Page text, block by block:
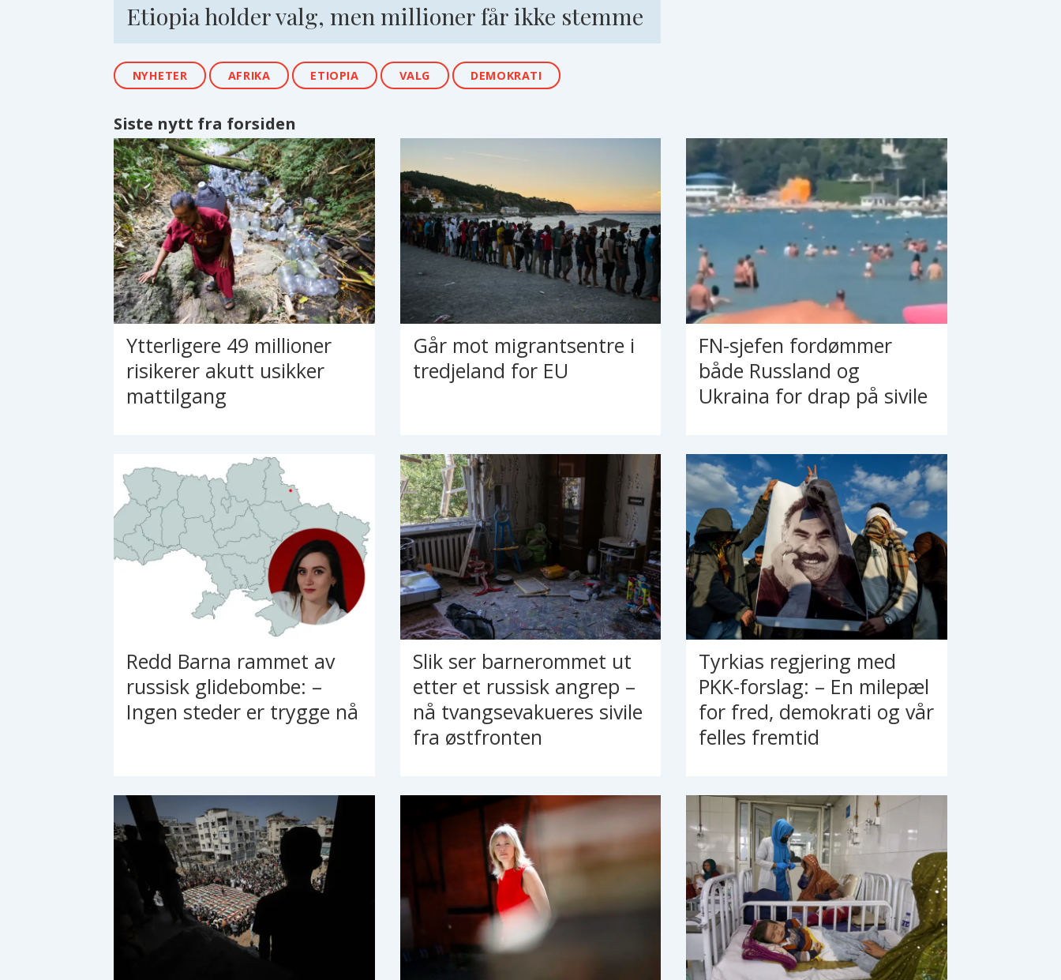
Etiopia holder valg, men millioner får ikke stemme
NYHETER AFRIKA ETIOPIA VALG DEMOKRATI
Siste nytt fra forsiden
Ytterligere 49 millioner
risikerer akutt usikker
mattilgang
Går mot migrantsentre i
tredjeland for EU
FN-sjefen fordømmer
både Russland og
Ukraina for drap på sivile
Redd Barna rammet av
russisk glidebombe: –
Ingen steder er trygge nå
Slik ser barnerommet ut
etter et russisk angrep –
nå tvangsevakueres sivile
fra østfronten
Tyrkias regjering med
PKK-forslag: – En milepæl
for fred, demokrati og vår
felles fremtid